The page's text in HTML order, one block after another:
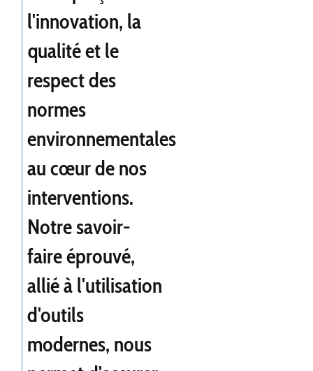
l'innovation, la
qualité et le
respect des
normes
environnementales
au cœur de nos
interventions.
Notre savoir-
faire éprouvé,
allié à l'utilisation
d'outils
modernes, nous